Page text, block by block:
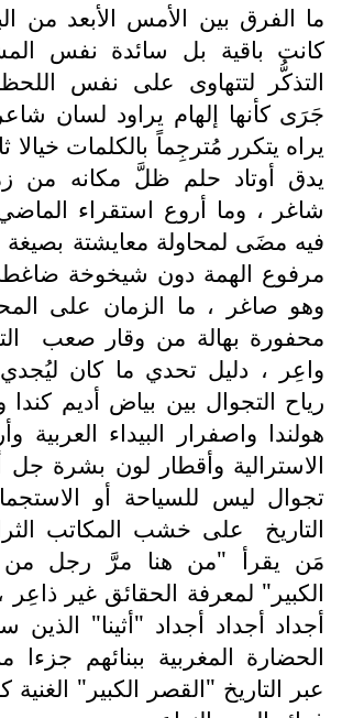
ما الفرق بين الأمس الأبعد من
كانت باقية بل سائدة نفس
التذكُّر لتتهاوى على نفس
جَرَى كأنها إلهام يراود لسان
يراه يتكرر مُترجِماً بالكلمات خيالا
يدق أوتاد حلم ظلَّ مكانه من
شاغر ، وما أروع استقراء الماضي
فيه مضَى لمحاولة معايشتة
مرفوع الهمة دون شيخوخة ضاغطة
وهو صاغر ، ما الزمان على
محفورة بهالة من وقار صعب
واعِر ، دليل تحدي ما كان
رياح التجوال بين بياض أديم
هولندا واصفرار البيداء العربية
الاسترالية وأقطار لون بشرة جل
تجوال ليس للسياحة أو
التاريخ
على خشب المكاتب
مَن يقرأ "من هنا مرَّ رجل من
الكبير" لمعرفة الحقائق غير ذاعِر ،
أجداد أجداد أجداد "أثينا" الذين
الحضارة المغربية ببنائهم جزءا
عبر التاريخ "القصر الكبير"